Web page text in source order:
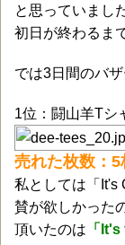
と思っていまし
初日が終わるま
では3日間のバ
1位：闘山羊Tシ
売れた枚数：5
私としては「It's
賛が欲しかった
頂いたのは 「